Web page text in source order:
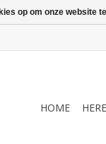
HOME
op om onze website